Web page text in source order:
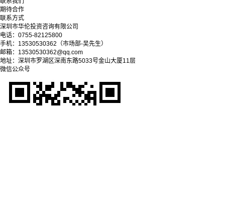
期待合作
联系方式
深圳市华伦投资咨询有限公司
电话：0755-82125800
手机：13530530362（市场部-吴先生）
邮箱：13530530362@qq.com
地址：深圳市罗湖区深南东路5033号金山大厦11层
微信公众号